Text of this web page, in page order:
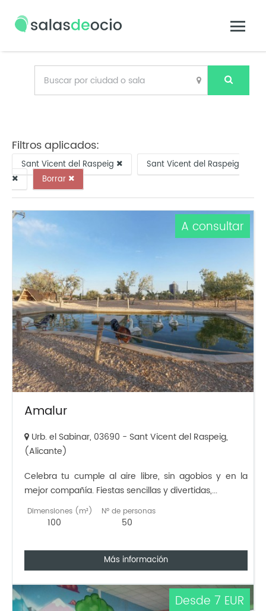
Filtros aplicados:
Sant Vicent del Raspeig
Sant Vicent del Raspeig
Borrar
Amalur
A consultar
Urb. el Sabinar, 03690 - Sant Vicent del Raspeig,
(Alicante)
Celebra tu cumple al aire libre, sin agobios y en la
mejor compañía. Fiestas sencillas y divertidas,...
Dimensiones (m²)
100
Nº de personas
50
Más información
Desde 7 EUR